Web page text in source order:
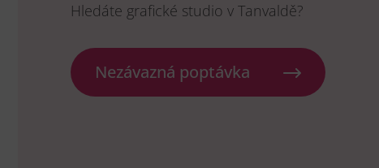
Hledáte grafické studio v Tanvaldě?
Nezávazná poptávka